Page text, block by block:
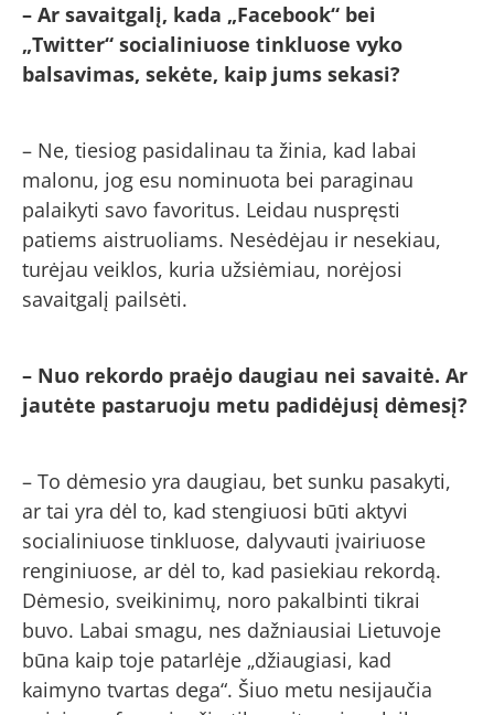
– Ar savaitgalį, kada „Facebook“ bei
„Twitter“ socialiniuose tinkluose vyko
balsavimas, sekėte, kaip jums sekasi?
– Ne, tiesiog pasidalinau ta žinia, kad labai
malonu, jog esu nominuota bei paraginau
palaikyti savo favoritus. Leidau nuspręsti
patiems aistruoliams. Nesėdėjau ir nesekiau,
turėjau veiklos, kuria užsiėmiau, norėjosi
savaitgalį pailsėti.
– Nuo rekordo praėjo daugiau nei savaitė. Ar
jautėte pastaruoju metu padidėjusį dėmesį?
– To dėmesio yra daugiau, bet sunku pasakyti,
ar tai yra dėl to, kad stengiuosi būti aktyvi
socialiniuose tinkluose, dalyvauti įvairiuose
renginiuose, ar dėl to, kad pasiekiau rekordą.
Dėmesio, sveikinimų, noro pakalbinti tikrai
buvo. Labai smagu, nes dažniausiai Lietuvoje
būna kaip toje patarlėje „džiaugiasi, kad
kaimyno tvartas dega“. Šiuo metu nesijaučia